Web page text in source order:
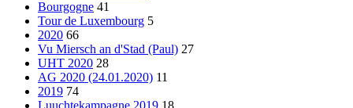
Bourgogne 41
Tour de Luxembourg 5
2020 66
Vu Miersch an d'Stad (Paul) 27
UHT 2020 28
AG 2020 (24.01.2020) 11
2019 74